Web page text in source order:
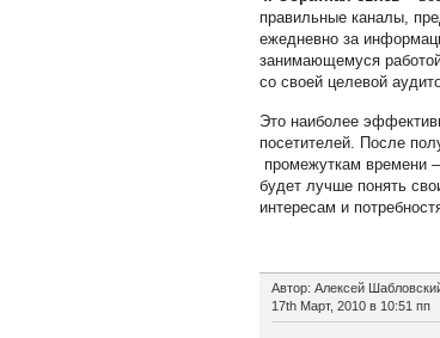
правильные каналы,
ежедневно за
занимающемуся
со своей целевой
Это наиболее
посетителей. После
промежуткам времени
будет лучше понять
интересам и
Автор: Алексей
17th Март, 2010 в 10:51 пп